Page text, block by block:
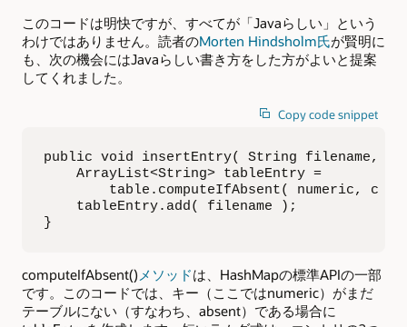
このコードは明快ですが、すべてが「Javaらしい」という
わけではありません。読者のMorten Hindsholm氏が賢明に
も、次の機会にはJavaらしい書き方をした方がよいと提案
してくれました。
Copy code snippet
public void insertEntry( String filename,
    ArrayList<String> tableEntry =
table.computeIfAbsent( numeric, c -
    tableEntry.add( filename );
}
computeIfAbsent()メソッドは、HashMapの標準APIの一部
です。このコードでは、キー（ここではnumeric）がまだ
テーブルにない（すなわち、absent）である場合に